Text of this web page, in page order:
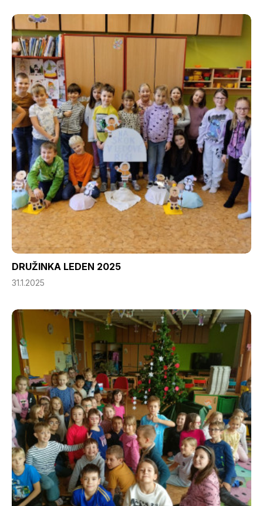
DRUŽINKA LEDEN 2025
31.1.2025